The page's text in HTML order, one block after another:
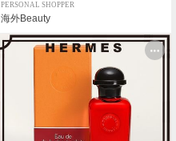
PERSONAL SHOPPER
海外Beauty